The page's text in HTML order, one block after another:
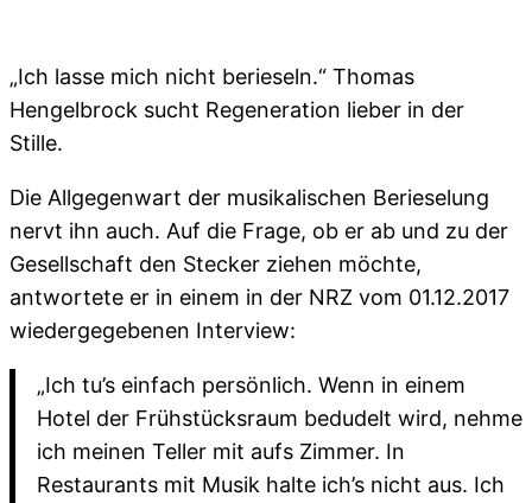
„Ich lasse mich nicht berieseln.“ Thomas
Hengelbrock sucht Regeneration lieber in der
Stille.
Die Allgegenwart der musikalischen Berieselung
nervt ihn auch. Auf die Frage, ob er ab und zu der
Gesellschaft den Stecker ziehen möchte,
antwortete er in einem in der NRZ vom 01.12.2017
wiedergegebenen Interview:
„Ich tu’s einfach persönlich. Wenn in einem
Hotel der Frühstücksraum bedudelt wird, nehme
ich meinen Teller mit aufs Zimmer. In
Restaurants mit Musik halte ich’s nicht aus. Ich